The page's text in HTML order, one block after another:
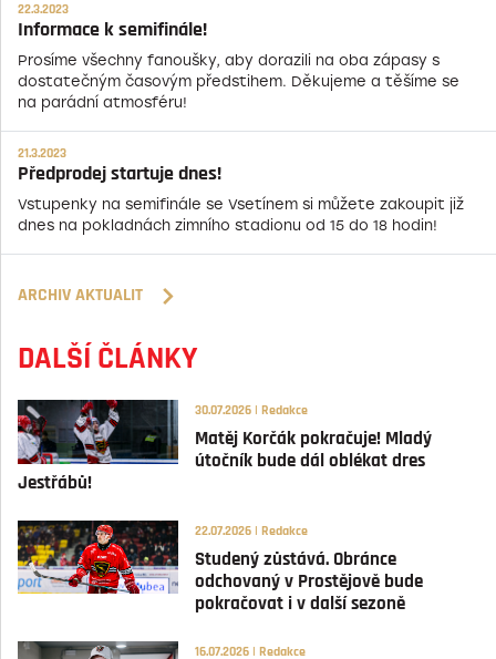
22.3.2023
Informace k semifinále!
Prosíme všechny fanoušky, aby dorazili na oba zápasy s
dostatečným časovým předstihem. Děkujeme a těšíme se
na parádní atmosféru!
21.3.2023
Předprodej startuje dnes!
Vstupenky na semifinále se Vsetínem si můžete zakoupit již
dnes na pokladnách zimního stadionu od 15 do 18 hodin!
ARCHIV AKTUALIT
DALŠÍ ČLÁNKY
30.07.2026 | Redakce
Matěj Korčák pokračuje! Mladý
útočník bude dál oblékat dres
Jestřábů!
22.07.2026 | Redakce
Studený zůstává. Obránce
odchovaný v Prostějově bude
pokračovat i v další sezoně
16.07.2026 | Redakce